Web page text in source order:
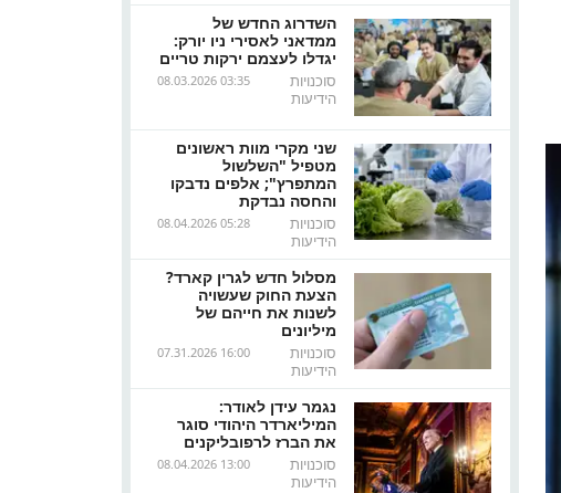
השדרוג החדש של
ממדאני לאסירי ניו יורק:
יגדלו לעצמם ירקות טריים
08.03.2026 03:35
סוכנויות
הידיעות
שני מקרי מוות ראשונים
מטפיל "השלשול
המתפרץ"; אלפים נדבקו
והחסה נבדקת
08.04.2026 05:28
סוכנויות
הידיעות
מסלול חדש לגרין קארד?
הצעת החוק שעשויה
לשנות את חייהם של
מיליונים
07.31.2026 16:00
סוכנויות
הידיעות
נגמר עידן לאודר:
המיליארדר היהודי סוגר
את הברז לרפובליקנים
08.04.2026 13:00
סוכנויות
הידיעות